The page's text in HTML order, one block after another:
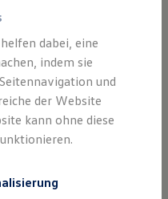
dabei, eine
indem sie
und
der Website
kann ohne diese